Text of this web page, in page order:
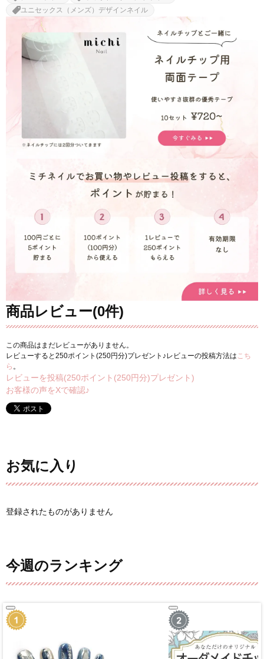
ユニセックス（メンズ）デザインネイル
商品レビュー(0件)
この商品はまだレビューがありません。
レビューすると250ポイント(250円分)プレゼント♪レビューの投稿方法は こち
ら 。
レビューを投稿(250ポイント(250円分)プレゼント)
お客様の声をXで確認♪
お気に入り
登録されたものがありません
今週のランキング